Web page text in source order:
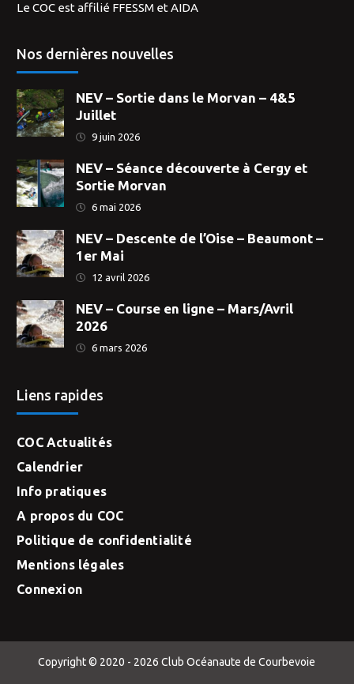
Le COC est affilié FFESSM et AIDA
Nos dernières nouvelles
NEV – Sortie dans le Morvan – 4&5
Juillet
9 juin 2026
NEV – Séance découverte à Cergy et
Sortie Morvan
6 mai 2026
NEV – Descente de l’Oise – Beaumont –
1er Mai
12 avril 2026
NEV – Course en ligne – Mars/Avril
2026
6 mars 2026
Liens rapides
COC Actualités
Calendrier
Info pratiques
A propos du COC
Politique de confidentialité
Mentions légales
Connexion
Copyright © 2020 - 2026 Club Océanaute de Courbevoie